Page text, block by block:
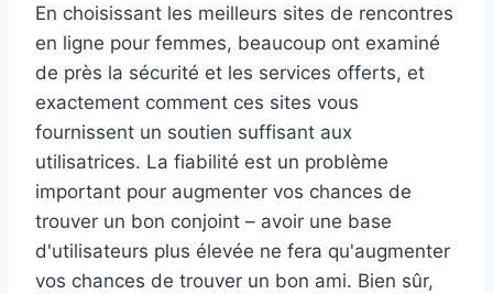
En choisissant les meilleurs sites de rencontres
en ligne pour femmes, beaucoup ont examiné
de près la sécurité et les services offerts, et
exactement comment ces sites vous
fournissent un soutien suffisant aux
utilisatrices. La fiabilité est un problème
important pour augmenter vos chances de
trouver un bon conjoint – avoir une base
d'utilisateurs plus élevée ne fera qu'augmenter
vos chances de trouver un bon ami. Bien sûr,